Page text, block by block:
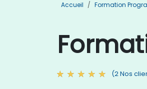
Accueil Formation
(2 Nos